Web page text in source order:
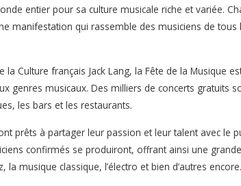
entier pour sa culture musicale riche et variée.
manifestation qui rassemble des musiciens de
Culture français Jack Lang, la Fête de la Musique
genres musicaux. Des milliers de concerts gratuits
les bars et les restaurants.
prêts à partager leur passion et leur talent avec le
confirmés se produiront, offrant ainsi une
musique classique, l’électro et bien d’autres encore.